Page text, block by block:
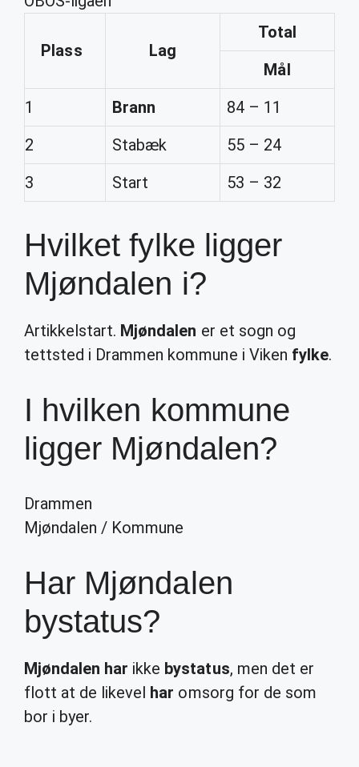
Plass Lag
Total
Mål
1
Brann
84 – 11
2
Stabæk
55 – 24
3
Start 53 – 32
Hvilket fylke ligger
Mjøndalen i?
Artikkelstart. Mjøndalen er et sogn og
tettsted i Drammen kommune i Viken fylke.
I hvilken kommune
ligger Mjøndalen?
Drammen
Mjøndalen / Kommune
Har Mjøndalen
bystatus?
Mjøndalen har ikke bystatus, men det er
flott at de likevel har omsorg for de som
bor i byer.